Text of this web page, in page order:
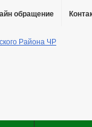
обращение